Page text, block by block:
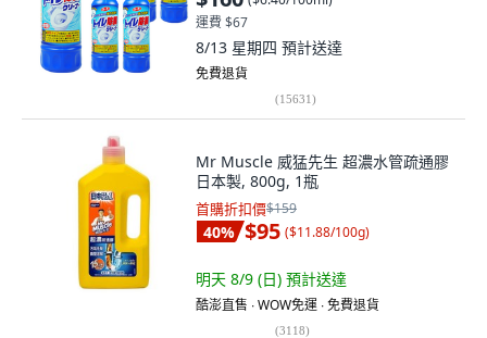
運費 $67
8/13 星期四 預計送達
免費退貨
(15631)
Mr Muscle 威猛先生 超濃水管疏通膠
日本製, 800g, 1瓶
首購折扣價$159
40% $95 ($11.88/100g)
明天 8/9 (日) 預計送達
酷澎直售 ∙ WOW免運 ∙ 免費退貨
(3118)